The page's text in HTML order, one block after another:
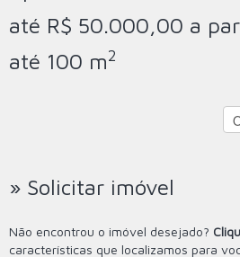
até R$ 50.000,00 a
até 100 m2
» Solicitar imóvel
Não encontrou o imóvel desejado?
características que localizamos para